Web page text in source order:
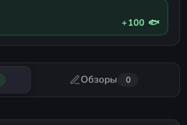
+100 🐟
Обзоры 0